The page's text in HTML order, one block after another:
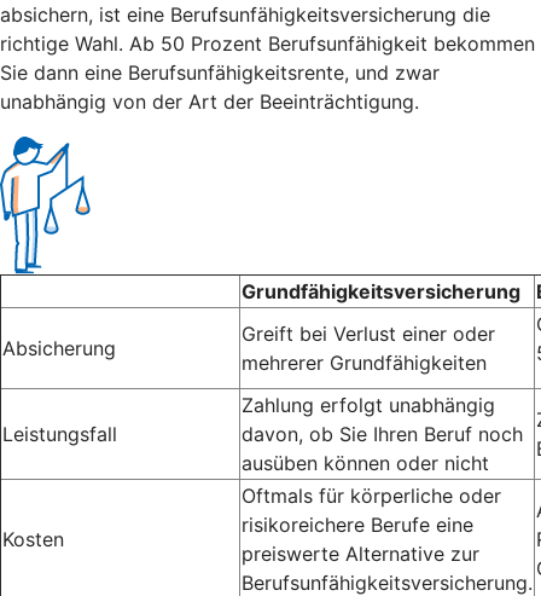
absichern, ist eine Berufsunfähigkeitsversicherung die
richtige Wahl. Ab 50 Prozent Berufsunfähigkeit bekommen
Sie dann eine Berufsunfähigkeitsrente, und zwar
unabhängig von der Art der Beeinträchtigung.
Grundfähigkeitsversicherung
Absicherung
Greift bei Verlust einer oder
mehrerer Grundfähigkeiten
Leistungsfall
Zahlung erfolgt unabhängig
davon, ob Sie Ihren Beruf noch
ausüben können oder nicht
Kosten
Oftmals für körperliche oder
risikoreichere Berufe eine
preiswerte Alternative zur
Berufsunfähigkeitsversicherung.